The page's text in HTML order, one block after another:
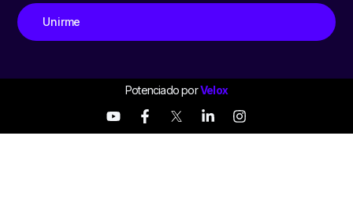
Unirme
Potenciado porVelox